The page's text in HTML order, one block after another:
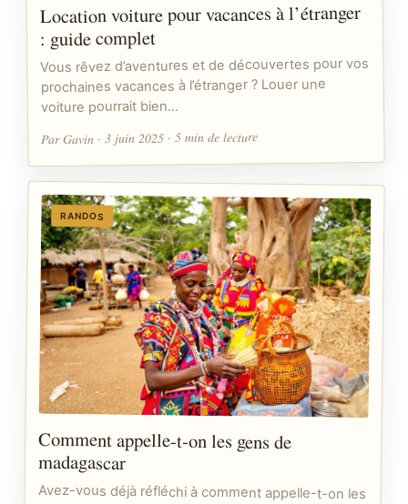
Location voiture pour vacances à l’étranger
: guide complet
Vous rêvez d’aventures et de découvertes pour vos
prochaines vacances à l’étranger ? Louer une
voiture pourrait bien…
Par Gavin · 3 juin 2025 · 5 min de lecture
RANDOS
Comment appelle-t-on les gens de
madagascar
Avez-vous déjà réfléchi à comment appelle-t-on les
gens de Madagascar ? Ce pays insulaire, riche en